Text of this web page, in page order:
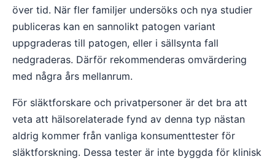
över tid. När fler familjer undersöks och nya studier
publiceras kan en sannolikt patogen variant
uppgraderas till patogen, eller i sällsynta fall
nedgraderas. Därför rekommenderas omvärdering
med några års mellanrum.
För släktforskare och privatpersoner är det bra att
veta att hälsorelaterade fynd av denna typ nästan
aldrig kommer från vanliga konsumenttester för
släktforskning. Dessa tester är inte byggda för klinisk